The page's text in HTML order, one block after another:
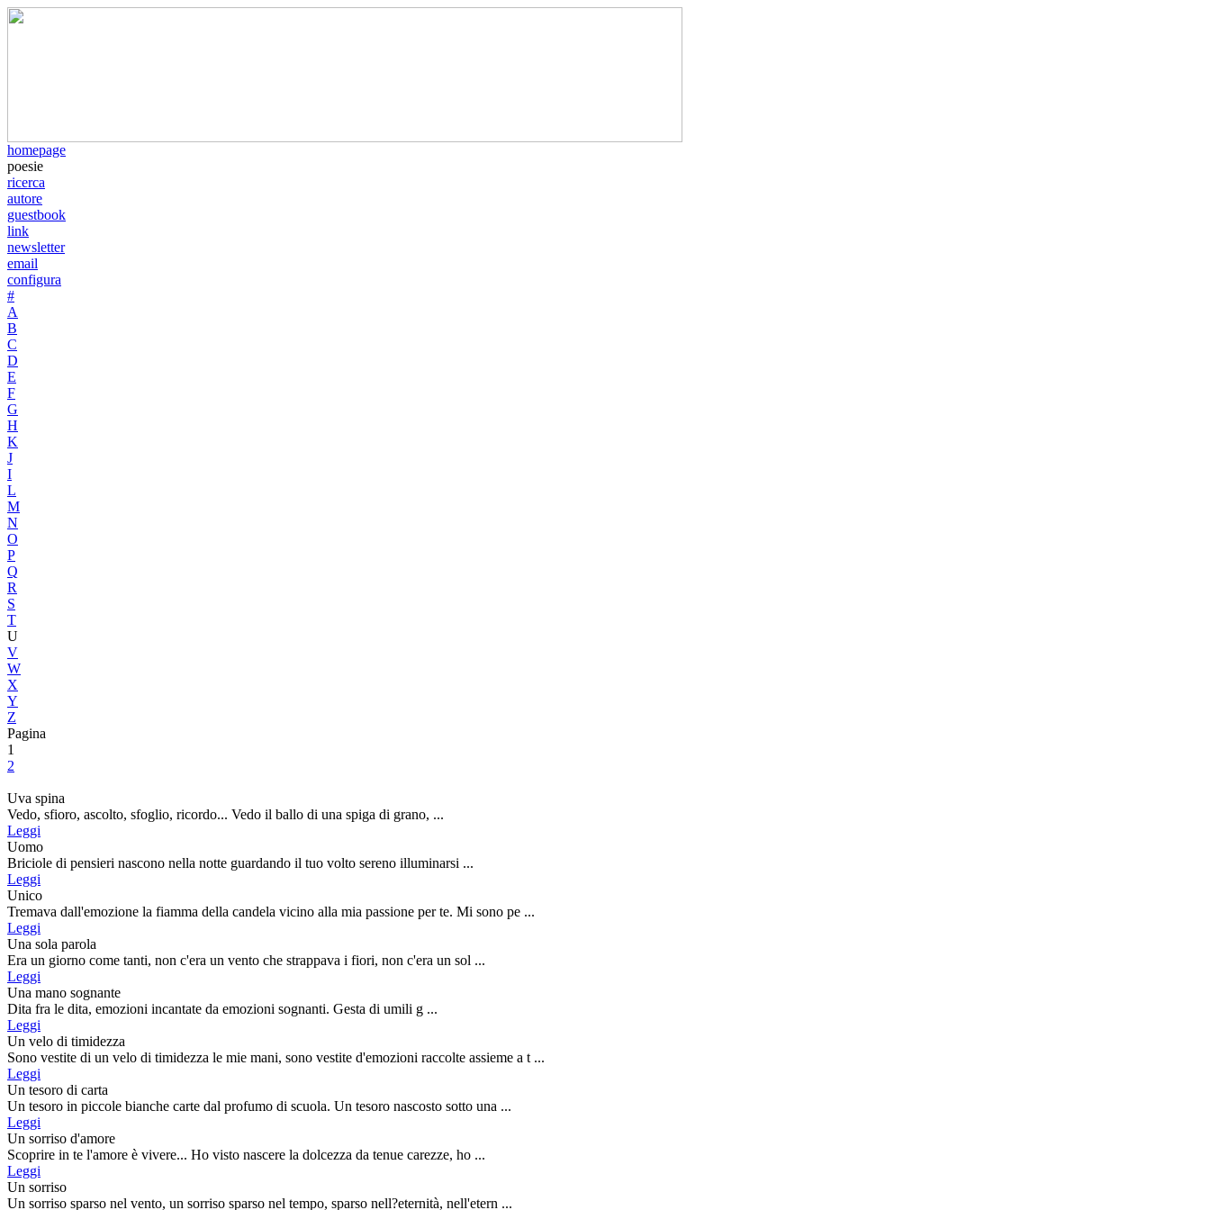
homepage
poesie
ricerca
autore
guestbook
link
newsletter
email
configura
#
A
B
C
D
E
F
G
H
K
J
I
L
M
N
O
P
Q
R
S
T
U
V
W
X
Y
Z
Pagina
1
2
Uva spina
Vedo, sfioro, ascolto, sfoglio, ricordo... Vedo il ballo di una spiga di grano, ...
Leggi
Uomo
Briciole di pensieri nascono nella notte guardando il tuo volto sereno illuminarsi ...
Leggi
Unico
Tremava dall'emozione la fiamma della candela vicino alla mia passione per te. Mi sono pe ...
Leggi
Una sola parola
Era un giorno come tanti, non c'era un vento che strappava i fiori, non c'era un sol ...
Leggi
Una mano sognante
Dita fra le dita, emozioni incantate da emozioni sognanti. Gesta di umili g ...
Leggi
Un velo di timidezza
Sono vestite di un velo di timidezza le mie mani, sono vestite d'emozioni raccolte assieme a t ...
Leggi
Un tesoro di carta
Un tesoro in piccole bianche carte dal profumo di scuola. Un tesoro nascosto sotto una ...
Leggi
Un sorriso d'amore
Scoprire in te l'amore è vivere... Ho visto nascere la dolcezza da tenue carezze, ho ...
Leggi
Un sorriso
Un sorriso sparso nel vento, un sorriso sparso nel tempo, sparso nell?eternità, nell'etern ...